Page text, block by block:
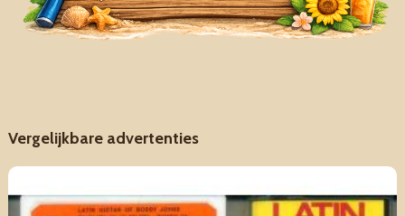
Vergelijkbare advertenties